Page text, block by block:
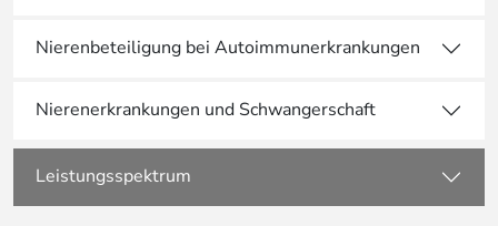
Nierenbeteiligung bei Autoimmunerkrankungen
Nierenerkrankungen und Schwangerschaft
Leistungsspektrum